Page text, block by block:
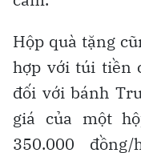
Hộp quà tặng
hợp với túi tiền
đối với bánh
giá của một
350.000